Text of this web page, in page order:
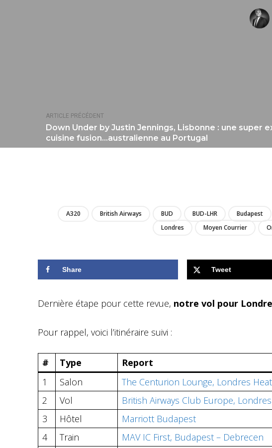
ARTICLE PRÉCÉDENT
Down Under by Justin Jennings, Lisbonne : une super
cuisine fusion…australienne au Portugal
A320 British Airways BUD BUD-LHR Budapest
Londres
Moyen Courrier
Share Tweet
Dernière étape pour cette revue, notre vol pour
Pour rappel, voici l’itinéraire suivi :
# Type
Report
1
Salon
The Centurion Lounge, Londres
2
Vol
British Airways Club Europe,
3
Hôtel
Marriott Budapest
4
Train
MAV IC First, Budapest – Debrecen